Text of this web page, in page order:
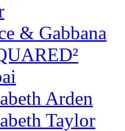
& Gabbana
Arden
Taylor